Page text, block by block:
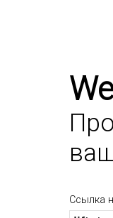
Ссылка